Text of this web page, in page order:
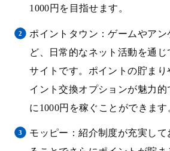
1000円を目指せます。
ポイントタウン：ゲームやアン
ど、日常的なネット活動を通
サイトです。ポイントの貯ま
イント交換オプションが魅力
に1000円を稼ぐことができます
モッピー：紹介制度が充実し